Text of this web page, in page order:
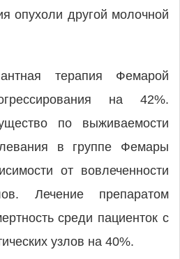
опухоли другой молочной
терапия Фемарой
на 42%.
по выживаемости
в группе Фемары
от вовлеченности
Лечение препаратом
среди пациенток с
узлов на 40%.